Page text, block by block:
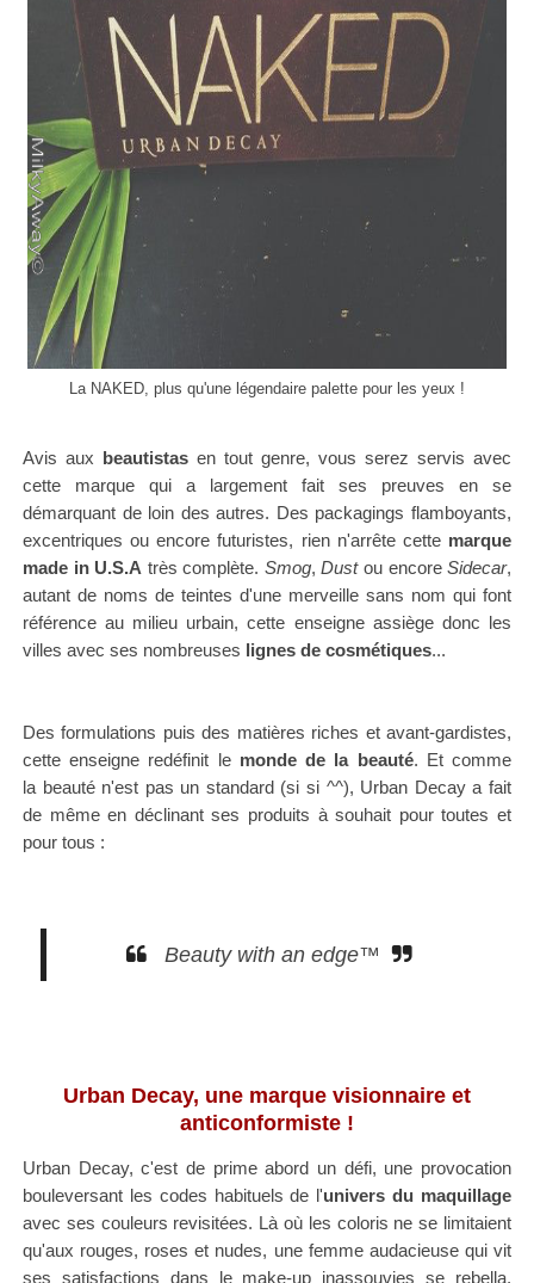
La NAKED, plus qu'une légendaire palette pour les yeux !
Avis aux beautistasen tout genre, vous serez servis avec
cette marque qui a largement fait ses preuves en se
démarquant de loin des autres. Des packagings flamboyants,
excentriques ou encore futuristes, rien n'arrête cette marque
made in U.S.A très complète. Smog,Dustou encoreSidecar,
autant de noms de teintes d'une merveille sans nomqui font
référence au milieu urbain, cette enseigne assiège donc les
villes avec ses nombreuses lignes de cosmétiques...
Des formulations puis des matières riches etavant-gardistes,
cette enseigne redéfinit le monde de la beauté. Et comme
la beauté n'est pas un standard (si si ^^), Urban Decay a fait
de même en déclinant ses produits à souhait pour toutes et
pour tous :
Beauty with an edge™
Urban Decay, une marque visionnaire et
anticonformiste !
Urban Decay, c'est de prime abord un défi, une provocation
bouleversant les codes habituels de l'univers du maquillage
avec ses couleurs revisitées. Là où les coloris ne se limitaient
qu'aux rouges, roses et nudes, une femme audacieuse qui vit
ses satisfactions dans le make-up inassouvies se rebella.